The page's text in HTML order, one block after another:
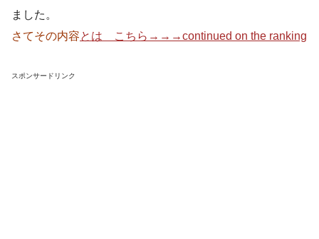
ました。
さてその内容とは こちら→→→continued on the ranking
スポンサードリンク